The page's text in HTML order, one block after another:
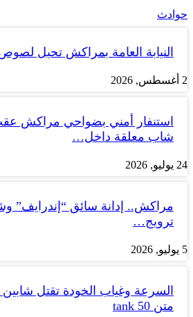
حوادث
النيابة العامة بمراكش تحيل
2 أغسطس, 2026
استنفار أمني بضواحي مراكش
شاب معلقة داخل…
24 يوليو, 2026
مراكش.. إدانة سائق “إندرايف”
ترويج…
5 يوليو, 2026
السرعة وغياب الخودة تقتل
متن tank 50